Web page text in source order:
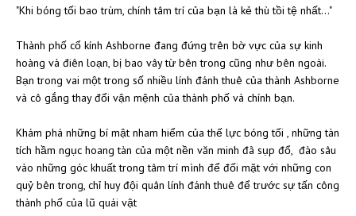
"Khi bóng tối bao trùm, chính tâm trí của bạn là kẻ thù tồi tệ nhất..."
Thành phố cổ kính Ashborne đang đứng trên bờ vực của sự kinh
hoàng và điên loạn, bị bao vây từ bên trong cũng như bên ngoài.
Bạn trong vai một trong số nhiều lính đánh thuê của thành Ashborne
và cô gắng thay đổi vận mệnh của thành phố và chính bạn.
Khám phá những bí mật nham hiểm của thế lực bóng tối , những tàn
tích hầm ngục hoang tàn của một nền văn minh đã sụp đổ, đào sâu
vào những góc khuất trong tâm trí mình để đối mặt với những con
quỷ bên trong, chỉ huy đội quân lính đánh thuê để trước sự tấn công
thành phố của lũ quái vật